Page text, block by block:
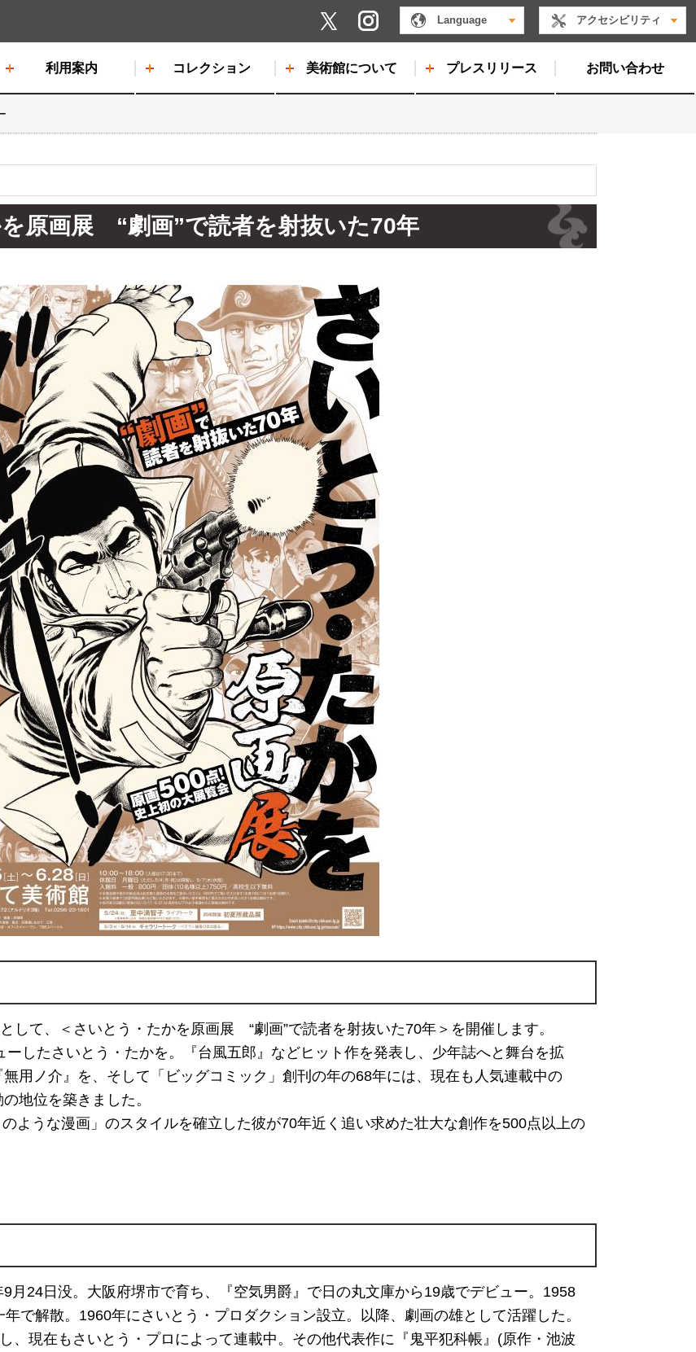
Instagram Language アクセシビリティ
利用案内 コレクション 美術館について プレスリリース お問い合わせ
を原画展 “劇画”で読者を射抜いた70年
して、＜さいとう・たかを原画展 “劇画”で読者を射抜いた70年＞を開催します。
したさいとう・たかを。『台風五郎』などヒット作を発表し、少年誌へと舞台を拡
用ノ介』を、そして「ビッグコミック」創刊の年の68年には、現在も人気連載中の
地位を築きました。
ような漫画」のスタイルを確立した彼が70年近く追い求めた壮大な創作を500点以上の
月24日没。大阪府堺市で育ち、『空気男爵』で日の丸文庫から19歳でデビュー。1958
で解散。1960年にさいとう・プロダクション設立。以降、劇画の雄として活躍した。
、現在もさいとう・プロによって連載中。その他代表作に『鬼平犯科帳』(原作・池波